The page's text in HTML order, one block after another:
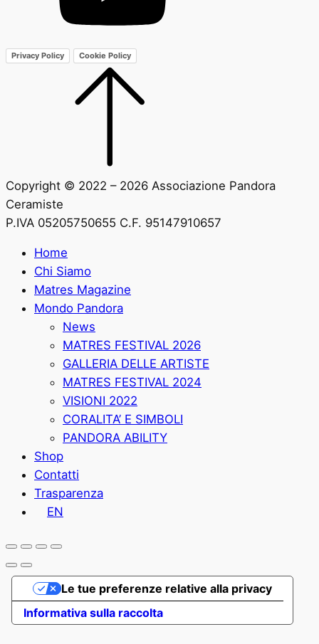
Privacy Policy Cookie Policy
Copyright © 2022 – 2026 Associazione Pandora
Ceramiste
P.IVA 05205750655 C.F. 95147910657
Home
Chi Siamo
Matres Magazine
Mondo Pandora
News
MATRES FESTIVAL 2026
GALLERIA DELLE ARTISTE
MATRES FESTIVAL 2024
VISIONI 2022
CORALITA’ E SIMBOLI
PANDORA ABILITY
Shop
Contatti
Trasparenza
EN
Informativa sulla raccolta
Le tue preferenze relative alla privacy